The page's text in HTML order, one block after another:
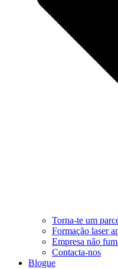
Torna-te um
Formação laser
Empresa não
Contacta-nos
Blogue